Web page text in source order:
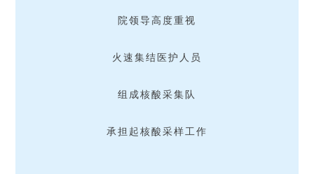
院领导高度重视
火速集结医护人员
组成核酸采集队
承担起核酸采样工作